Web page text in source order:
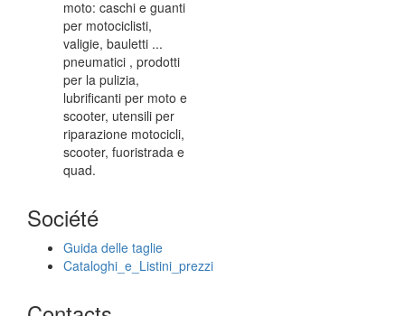
moto: caschi e guanti
per motociclisti,
valigie, bauletti ...
pneumatici , prodotti
per la pulizia,
lubrificanti per moto e
scooter, utensili per
riparazione motocicli,
scooter, fuoristrada e
quad.
Société
Guida delle taglie
Cataloghi_e_Listini_prezzi